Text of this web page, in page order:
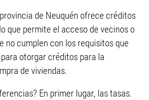
de Neuquén ofrece créditos
que permite el acceso de vecinos o
no cumplen con los requisitos que
otorgar créditos para la
de viviendas.
En primer lugar, las tasas.